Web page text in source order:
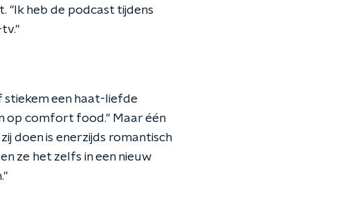
"Ik heb de podcast tijdens
een haat-liefde
op comfort food." Maar één
doen is enerzijds romantisch
ze het zelfs in een nieuw